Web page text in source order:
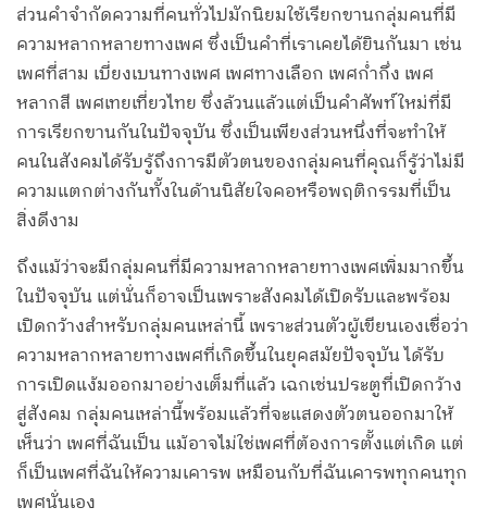
ส่วนคำจำกัดความที่คนทั่วไปมักนิยมใช้เรียกขานกลุ่มคนที่มี
ความหลากหลายทางเพศ ซึ่งเป็นคำที่เราเคยได้ยินกันมา เช่น
เพศที่สาม เบี่ยงเบนทางเพศ เพศทางเลือก เพศก่ำกึ่ง เพศ
หลากสี เพศเทยเที่ยวไทย ซึ่งล้วนแล้วแต่เป็นคำศัพท์ใหม่ที่มี
การเรียกขานกันในปัจจุบัน ซึ่งเป็นเพียงส่วนหนึ่งที่จะทำให้
คนในสังคมได้รับรู้ถึงการมีตัวตนของกลุ่มคนที่คุณก็รู้ว่าไม่มี
ความแตกต่างกันทั้งในด้านนิสัยใจคอหรือพฤติกรรมที่เป็น
สิ่งดีงาม
ถึงแม้ว่าจะมีกลุ่มคนที่มีความหลากหลายทางเพศเพิ่มมากขึ้น
ในปัจจุบัน แต่นั่นก็อาจเป็นเพราะสังคมได้เปิดรับและพร้อม
เปิดกว้างสำหรับกลุ่มคนเหล่านี้ เพราะส่วนตัวผู้เขียนเองเชื่อว่า
ความหลากหลายทางเพศที่เกิดขึ้นในยุคสมัยปัจจุบัน ได้รับ
การเปิดแง้มออกมาอย่างเต็มที่แล้ว เฉกเช่นประตูที่เปิดกว้าง
สู่สังคม กลุ่มคนเหล่านี้พร้อมแล้วที่จะแสดงตัวตนออกมาให้
เห็นว่า เพศที่ฉันเป็น แม้อาจไม่ใช่เพศที่ต้องการตั้งแต่เกิด แต่
ก็เป็นเพศที่ฉันให้ความเคารพ เหมือนกับที่ฉันเคารพทุกคนทุก
เพศนั่นเอง